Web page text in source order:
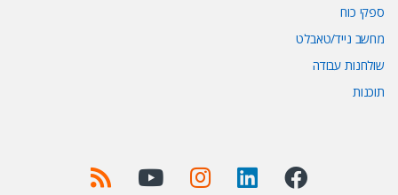
ספקי כוח
מחשב נייד/טאבלט
שולחנות עבודה
תוכנות